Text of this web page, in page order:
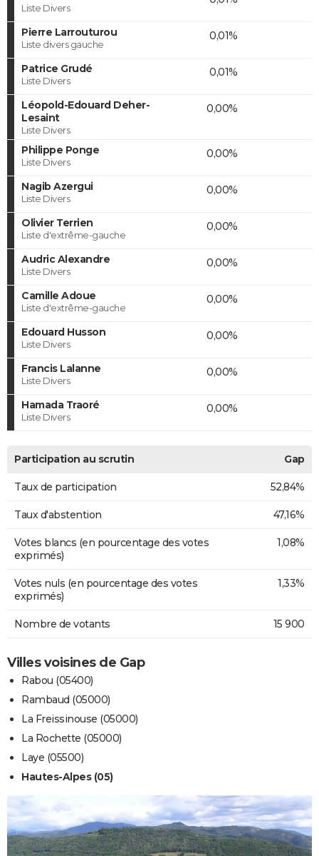
Liste Divers
Pierre Larrouturou
Liste divers gauche
0,01%
Patrice Grudé
Liste Divers
0,01%
Léopold-Edouard Deher-
Lesaint
Liste Divers
0,00%
Philippe Ponge
Liste Divers
0,00%
Nagib Azergui
Liste Divers
0,00%
Olivier Terrien
Liste d'extrême-gauche
0,00%
Audric Alexandre
Liste Divers
0,00%
Camille Adoue
Liste d'extrême-gauche
0,00%
Edouard Husson
Liste Divers
0,00%
Francis Lalanne
Liste Divers
0,00%
Hamada Traoré
Liste Divers
0,00%
Participation au scrutin Gap
Taux de participation 52,84%
Taux d'abstention 47,16%
Votes blancs (en pourcentage des votes
exprimés)
1,08%
Votes nuls (en pourcentage des votes
exprimés)
1,33%
Nombre de votants 15 900
Villes voisines de Gap
Rabou (05400)
Rambaud (05000)
La Freissinouse (05000)
La Rochette (05000)
Laye (05500)
Hautes-Alpes (05)